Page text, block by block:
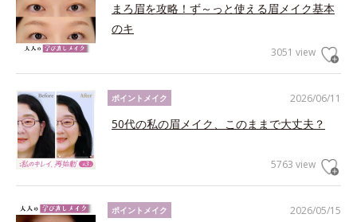
まろ眉を攻略！ず～っと使える眉メイク基本
のキ
3051 view
2026/06/11
ポイントメイク
50代の私の眉メイク、このままで大丈夫？
5763 view
2026/05/15
ポイントメイク